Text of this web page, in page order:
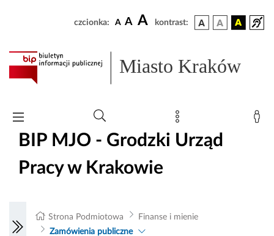
czcionka: A A A kontrast:
Miasto Kraków
BIP MJO - Grodzki Urząd
Pracy w Krakowie
Strona Podmiotowa
Finanse i mienie
Zamówienia publiczne